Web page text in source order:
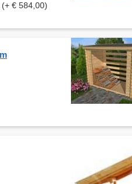
€ 584,00)